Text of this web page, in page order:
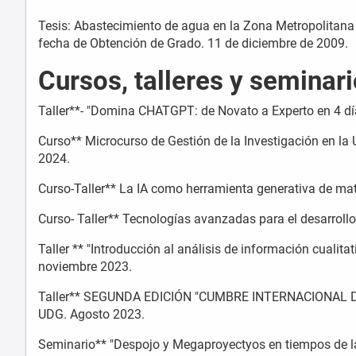
Tesis: Abastecimiento de agua en la Zona
fecha de Obtención de Grado. 11 de diciembre de 2009.
Cursos, talleres y
Taller**- "Domina CHATGPT: de Novato a Experto en 4
Curso** Microcurso de Gestión de la Investigación en
2024.
Curso-Taller** La IA como herramienta generativa de
Curso- Taller** Tecnologías avanzadas para el
Taller ** "Introducción al análisis de información
noviembre 2023.
Taller** SEGUNDA EDICIÓN "CUMBRE
UDG. Agosto 2023.
Seminario** "Despojo y Megaproyectyos en tiempos